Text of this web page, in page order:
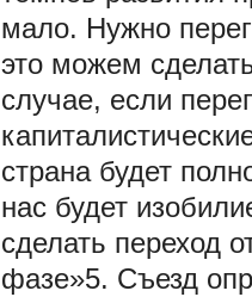
мало. Нужно
это можем
случае, если
страна будет
нас будет
сделать переход
фазе»5. Съезд